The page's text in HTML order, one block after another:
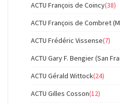
ACTU François de Coincy(38)
ACTU François de Combret
ACTU Frédéric Vissense(7)
ACTU Gary F. Bengier (San
ACTU Gérald Wittock(24)
ACTU Gilles Cosson(12)